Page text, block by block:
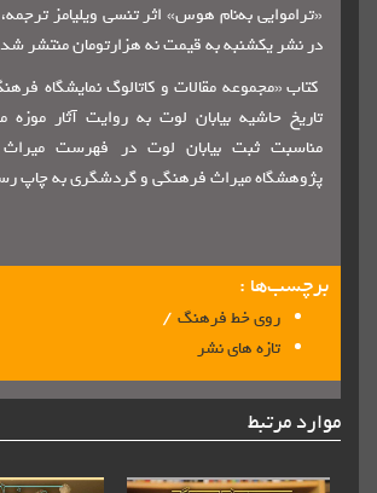
به‌نام هوس» اثر تنسی ویلیامز ترجمه، آراز بارسقیان
یکشنبه به قیمت نه هزارتومان منتشر شد.
مقالات و کاتالوگ نمایشگاه فرهنگ‌های پیش از
حاشیه بیابان لوت به روایت آثار موزه ملی ایران» به
ثبت بیابان لوت در فهرست میراث جهانی توسط
میراث فرهنگی و گردشگری به چاپ رسید.
روی خط فرهنگ/
تازه های نشر